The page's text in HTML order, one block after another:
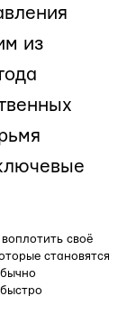
из
своё
становятся